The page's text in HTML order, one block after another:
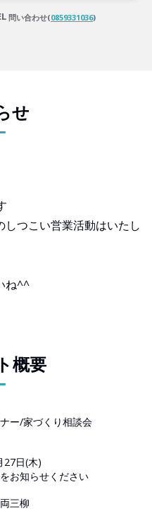
問い合わせ(0859331036)
せ
しつこい営業活動はいたし
ね^^
概要
ー/家づくり相談会
27日(木)
お知らせください
三柳